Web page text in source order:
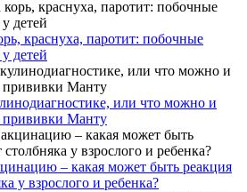
краснуха, паротит: побочные
детей
или что можно и
прививки Манту
– какая может быть реакция
у взрослого и ребенка?